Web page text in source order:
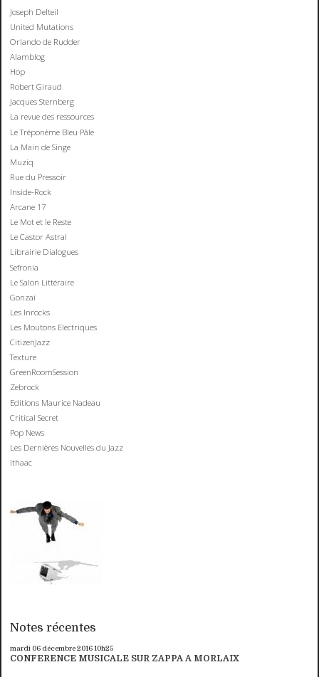
Joseph Delteil
United Mutations
Orlando de Rudder
Alamblog
Hop
Robert Giraud
Jacques Sternberg
La revue des ressources
Le Tréponème Bleu Pâle
La Main de Singe
Muziq
Rue du Pressoir
Inside-Rock
Arcane 17
Le Mot et le Reste
Le Castor Astral
Librairie Dialogues
Sefronia
Le Salon Littéraire
Gonzaï
Les Inrocks
Les Moutons Electriques
CitizenJazz
Texture
GreenRoomSession
Zebrock
Editions Maurice Nadeau
Critical Secret
Pop News
Les Dernières Nouvelles du Jazz
Ithaac
Notes récentes
mardi 06 décembre 201610h25
CONFERENCE MUSICALE SUR ZAPPA A MORLAIX